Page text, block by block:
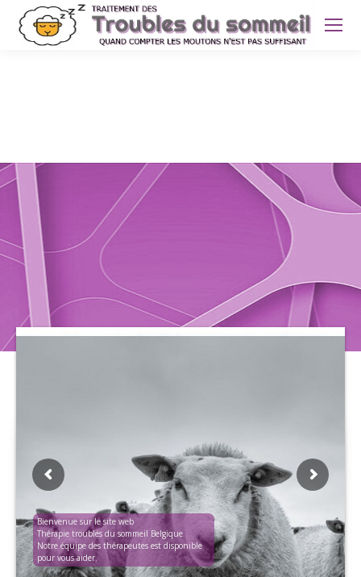
Bienvenue sur le site web
Thérapie troubles du sommeil Belgique
Notre équipe des thérapeutes est disponible
pour vous aider.